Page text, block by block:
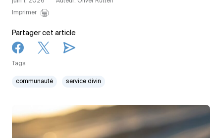
juin 1, 2026
Auteur: Oliver Rütten
Imprimer
Partager cet article
Tags
communauté service divin